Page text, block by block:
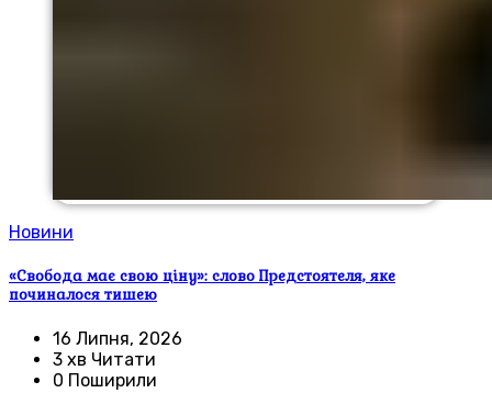
Новини
«Свобода має свою ціну»: слово Предстоятеля, яке
починалося тишею
16 Липня, 2026
3 хв Читати
0 Поширили